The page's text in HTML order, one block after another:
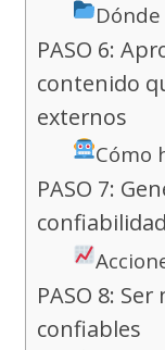
PASO 6:
contenido
externos
Cómo
PASO 7:
PASO 8:
confiables